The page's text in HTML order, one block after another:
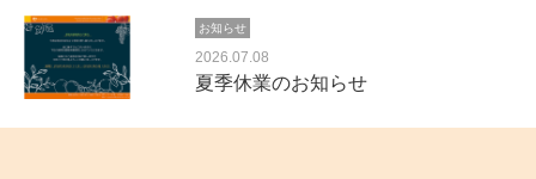
お知らせ
2026.07.08
夏季休業のお知らせ